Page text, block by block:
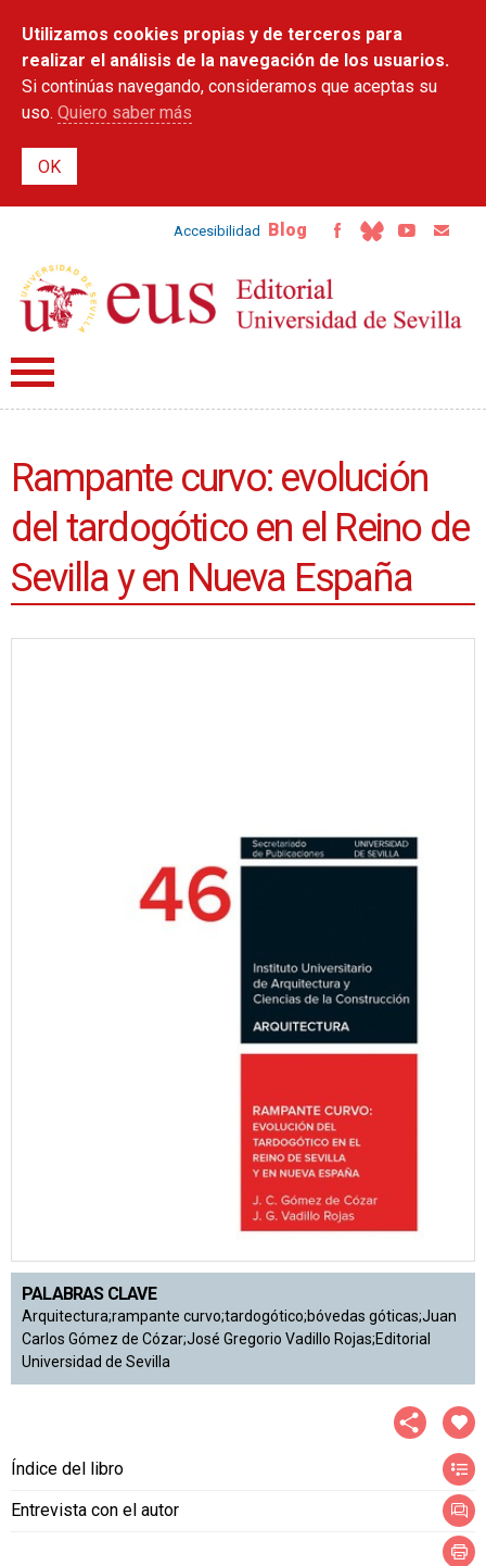
contenido
principal
Utilizamos cookies propias y de terceros para
realizar el análisis de la navegación de los usuarios.
Si continúas navegando, consideramos que aceptas su
uso. Quiero saber más
Accesibilidad Blog
Rampante curvo: evolución
del tardogótico en el Reino de
Sevilla y en Nueva España
PALABRAS CLAVE
Arquitectura;rampante curvo;tardogótico;bóvedas góticas;Juan
Carlos Gómez de Cózar;José Gregorio Vadillo Rojas;Editorial
Universidad de Sevilla
Índice del libro
Entrevista con el autor